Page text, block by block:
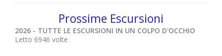
Prossime Escursioni
2026 - TUTTE LE ESCURSIONI IN UN COLPO D'OCCHIO
Letto 6946 volte